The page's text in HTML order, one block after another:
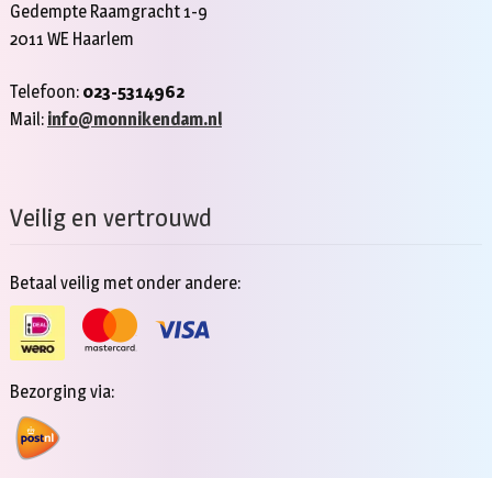
Gedempte Raamgracht 1-9
2011 WE Haarlem
Telefoon: 023-5314962
Mail: info@monnikendam.nl
Veilig en vertrouwd
Betaal veilig met onder andere:
Bezorging via: